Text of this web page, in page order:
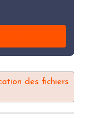
des fichiers